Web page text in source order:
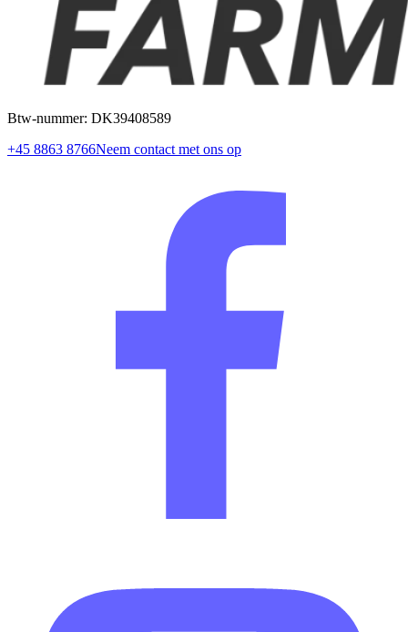
Btw-nummer: DK39408589
+45 8863 8766Neem contact met ons op